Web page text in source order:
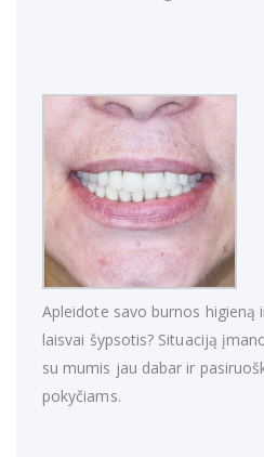
Apleidote savo burnos higieną
laisvai šypsotis? Situaciją
su mumis jau dabar ir
pokyčiams.